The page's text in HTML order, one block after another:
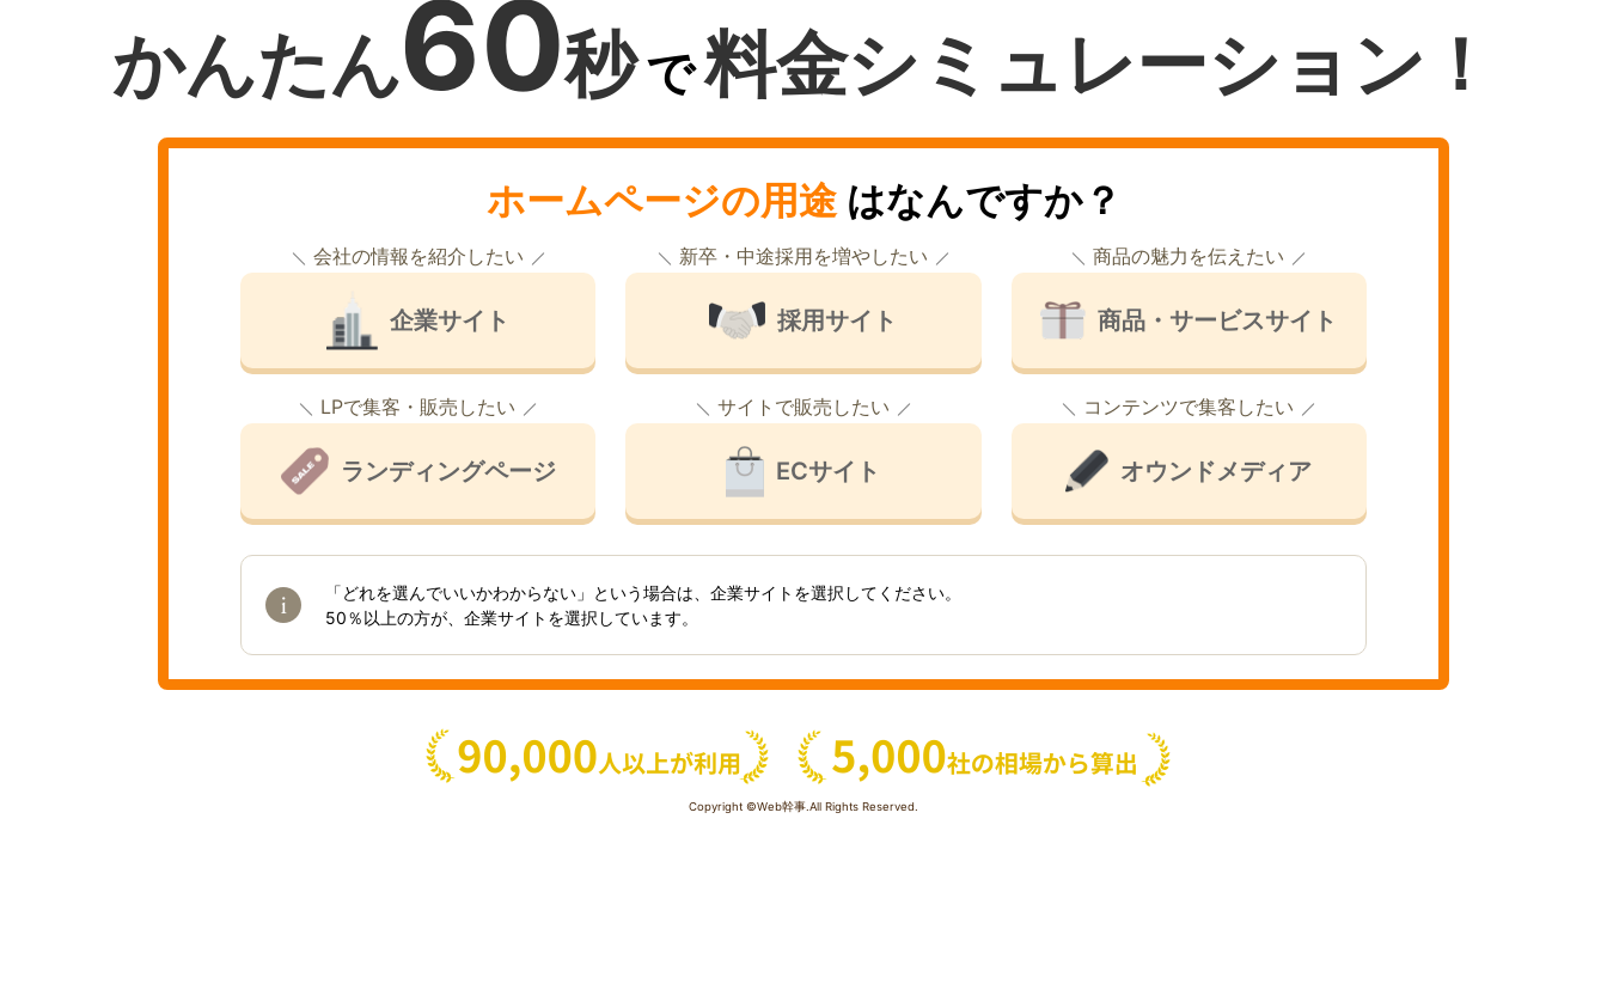
かんたん60秒で料金シミュレーション！
ホームページの用途はなんですか？
会社の情報を紹介したい
企業サイト
新卒・中途採用を増やしたい
採用サイト
商品の魅力を伝えたい
商品・サービスサイト
LPで集客・販売したい
ランディングページ
サイトで販売したい
ECサイト
コンテンツで集客したい
オウンドメディア
「どれを選んでいいかわからない」という場合は、企業サイトを選択してください。
50％以上の方が、企業サイトを選択しています。
Copyright ©Web幹事.All Rights Reserved.